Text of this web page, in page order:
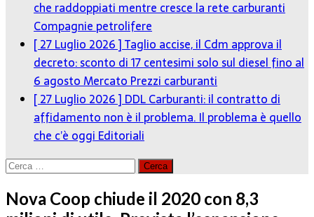
che raddoppiati mentre cresce la rete carburanti
Compagnie petrolifere
[ 27 Luglio 2026 ]Taglio accise, il Cdm approva il
decreto: sconto di 17 centesimi solo sul diesel fino al
6 agostoMercato Prezzi carburanti
[ 27 Luglio 2026 ] DDL Carburanti: il contratto di
affidamento non è il problema. Il problema è quello
che c’è oggi Editoriali
Ricerca
Nova Coop chiude il 2020 con 8,3